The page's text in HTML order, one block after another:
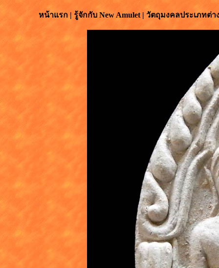
หน้าแรก | รู้จักกับ New Amulet | วัตถุมงคลประเภทต่า